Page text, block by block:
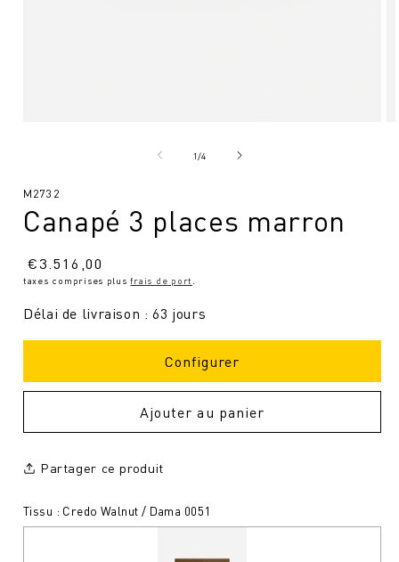
modal
1/de4
SKU
:
M2732
Canapé 3 places marron
Prix
normal
€3.516,00
taxes comprises plusfrais de port
Délai de livraison : 63 jours
Configurer
Ajouter au panier
Partager ce produit
Tissu : Credo Walnut / Dama 0051